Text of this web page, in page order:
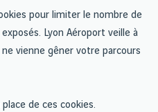
pour limiter le nombre de
Lyon Aéroport veille à
vienne gêner votre parcours
de ces cookies.